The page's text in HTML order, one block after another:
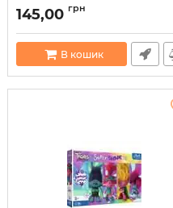
Артикул: 4823115904294
145,00 грн
В кошик